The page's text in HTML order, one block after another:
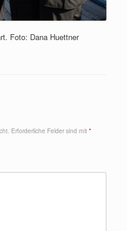
Foto: Dana Huettner
Erforderliche Felder sind mit *